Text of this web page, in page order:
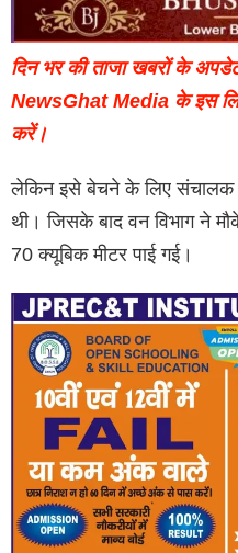
दिन भर की ताजा खबरों के
NewsGhat Media के इस
करें।
लेकिन इसे बेचने के लिए संचालक
थी। जिसके बाद वन विभाग ने
70 क्यूबिक मीटर पाई गई।